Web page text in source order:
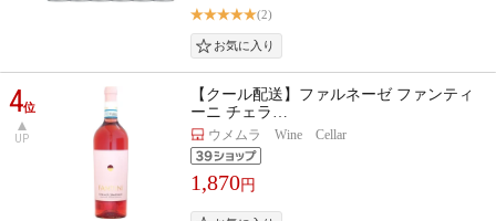
(2)
4位
UP
【クール配送】ファルネーゼ ファンティ
ーニ チェラ…
ウメムラ Wine Cellar
1,870円